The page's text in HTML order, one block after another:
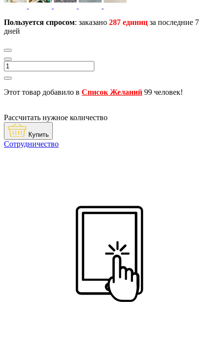
Пользуется спросом: заказано 287 единиц за последние 7
дней
Этот товар добавило в Список Желаний 99 человек!
Рассчитать нужное количество
Купить
Сотрудничество